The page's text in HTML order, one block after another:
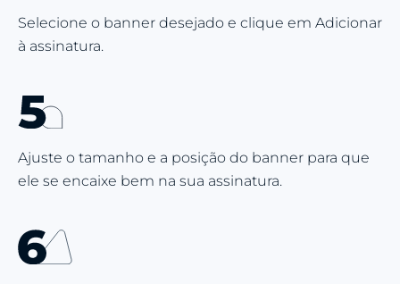
Selecione o banner desejado e clique em Adicionar
à assinatura.
Ajuste o tamanho e a posição do banner para que
ele se encaixe bem na sua assinatura.